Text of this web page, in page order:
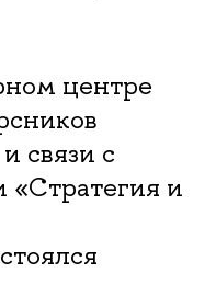
центре
связи с
«Стратегия и